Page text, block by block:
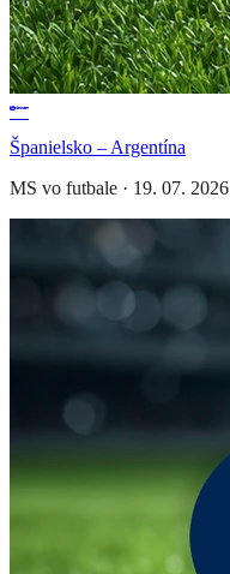
Španielsko – Argentína
MS vo futbale · 19. 07. 2026